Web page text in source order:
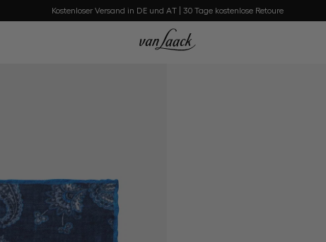
Kostenloser Versand in DE und AT | 30 Tage kostenlose Retoure